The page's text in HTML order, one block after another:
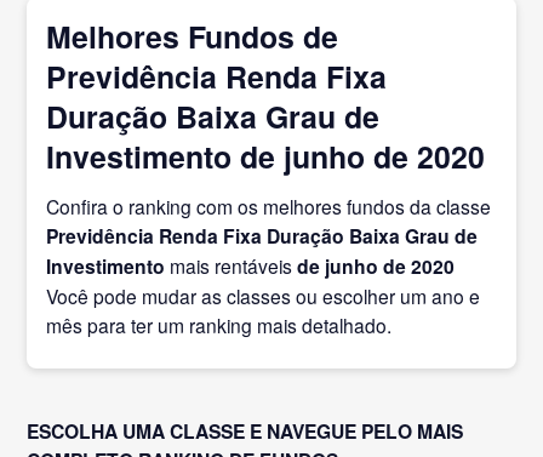
Melhores Fundos de
Previdência Renda Fixa
Duração Baixa Grau de
Investimento de junho de 2020
Confira o ranking com os melhores fundos da classe
Previdência Renda Fixa Duração Baixa Grau de
Investimento mais rentáveisde junho de 2020
Você pode mudar as classes ou escolher um ano e
mês para ter um ranking mais detalhado.
ESCOLHA UMA CLASSE E NAVEGUE PELO MAIS